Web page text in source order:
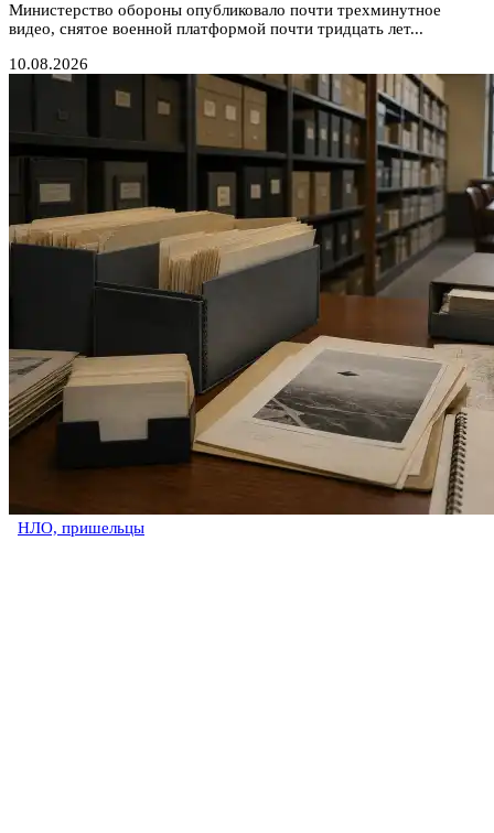
Министерство обороны опубликовало почти трехминутное
видео, снятое военной платформой почти тридцать лет...
10.08.2026
НЛО, пришельцы